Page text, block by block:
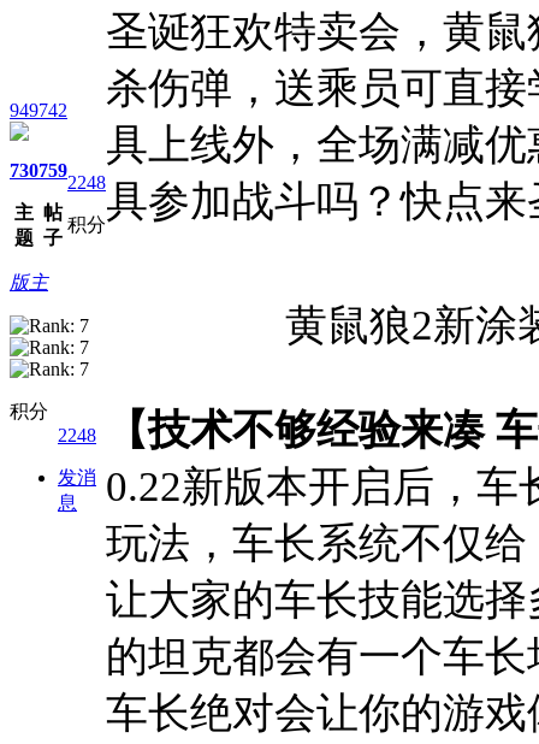
949742
730
主
题
759
帖
子
2248
积分
版主
积分
2248
发消
息
圣诞狂欢特卖会，黄
杀伤弹，送乘员可直
具上线外，全场满减
具参加战斗吗？快点
黄鼠狼2新涂
【技术不够经验来凑
0.22新版本开启后，车
玩法，车长系统不仅
让大家的车长技能选
的坦克都会有一个车
车长绝对会让你的游